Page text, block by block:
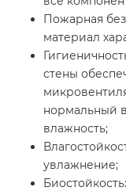
Пожарная
материал
стены
нормальный
влажность;
увлажнение;